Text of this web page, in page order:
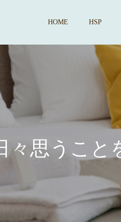
HOME HSP
思うことを発